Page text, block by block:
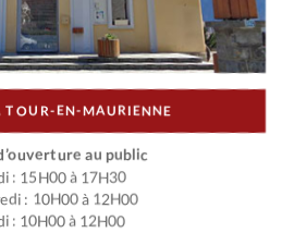
TOUR-EN-MAURIENNE
au public
: 15H00 à 17H30
: 10H00 à 12H00
: 10H00 à 12H00